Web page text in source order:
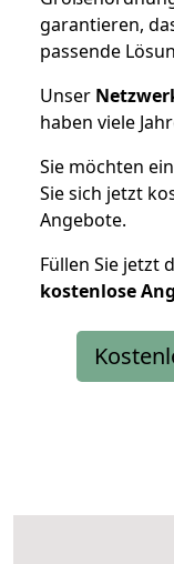
garantieren,
passende
Unser
haben viele
Sie möchten
Sie sich jetzt
Angebote.
Füllen Sie jetzt
kostenlose